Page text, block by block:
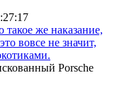
такое же наказание,
вовсе не значит,
Porsche